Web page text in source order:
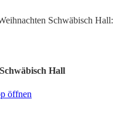
Schwäbisch Hall:
Hall
öffnen